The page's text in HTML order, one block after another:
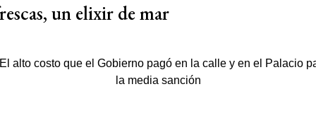
un elixir de mar